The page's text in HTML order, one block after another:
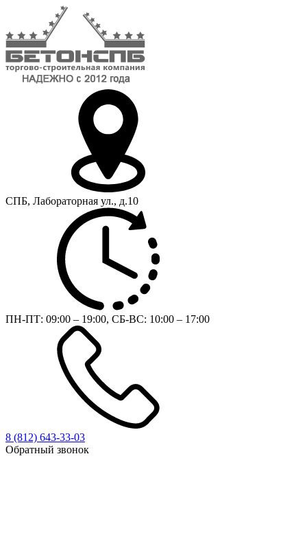
СПБ, Лабораторная ул., д.10
ПН-ПТ: 09:00 – 19:00, СБ-ВС: 10:00 – 17:00
8 (812) 643-33-03
Обратный звонок